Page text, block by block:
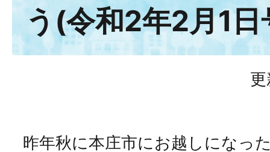
う(令和2年2月1日
昨年秋に本庄市にお越しになっ